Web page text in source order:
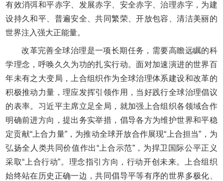
有效消弭和平赤字、发展赤字、安全赤字、治理赤字，为建
设持久和平、普遍安全、共同繁荣、开放包容、清洁美丽的
世界注入强大正能量。
改革完善全球治理是一项长期任务，需要高瞻远瞩的科
学理念，呼唤久久为功的扎实行动。面对加速演进的世界百
年未有之大变局，上合组织作为全球治理体系建设和改革的
积极推动力量，理应发挥引领作用，当好践行全球治理倡议
的表率。习近平主席立足全局，就加强上合组织各领域合作
明确前进方向，提出务实举措，倡导各方为维护世界和平稳
定贡献“上合力量”，为推动全球开放合作展现“上合担当”，为
弘扬全人类共同价值作出“上合示范”，为捍卫国际公平正义
采取“上合行动”。理念指引方向，行动开创未来。上合组织
始终站在历史正确一边，共同倡导平等有序的世界多极化、